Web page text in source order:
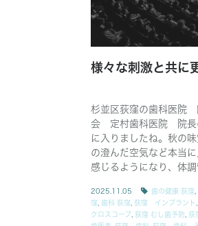
様々な刺激と共に
杉並区荻窪の歯科医院
会 定村歯科医院 院長
に入りましたね。秋の
の澄んだ空気など本当
感じるようになり、体
2025.11.05 歯の健康 荻窪
窪
歯科 荻窪 荻窪 インプラント
クロスコープ 荻窪 むし歯予防 荻